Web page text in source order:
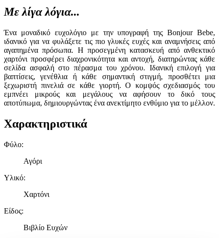
Με λίγα λόγια...
Ένα μοναδικό ευχολόγιο με την υπογραφή της Bonjour Bebe,
ιδανικό για να φυλάξετε τις πιο γλυκές ευχές και αναμνήσεις από
αγαπημένα πρόσωπα. Η προσεγμένη κατασκευή από ανθεκτικό
χαρτόνι προσφέρει διαχρονικότητα και αντοχή, διατηρώντας κάθε
σελίδα ασφαλή στο πέρασμα του χρόνου. Ιδανική επιλογή για
βαπτίσεις, γενέθλια ή κάθε σημαντική στιγμή, προσθέτει μια
ξεχωριστή πινελιά σε κάθε γιορτή. Ο κομψός σχεδιασμός του
εμπνέει μικρούς και μεγάλους να αφήσουν το δικό τους
αποτύπωμα, δημιουργώντας ένα ανεκτίμητο ενθύμιο για το μέλλον.
Χαρακτηριστικά
Φύλο:
Αγόρι
Υλικό:
Χαρτόνι
Είδος:
Βιβλίο Ευχών